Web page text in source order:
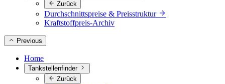
Zurück
Durchschnittspreise & Preisstruktur
Kraftstoffpreis-Archiv
Previous
Home
Tankstellenfinder
Zurück